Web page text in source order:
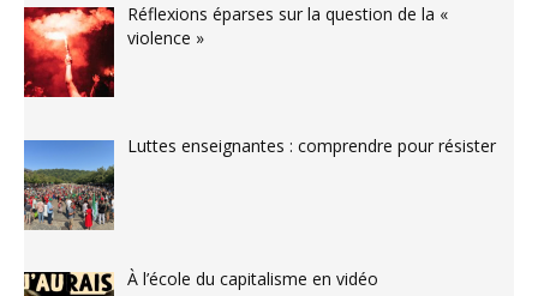
Réflexions éparses sur la question de la «
violence »
Luttes enseignantes : comprendre pour résister
À l’école du capitalisme en vidéo